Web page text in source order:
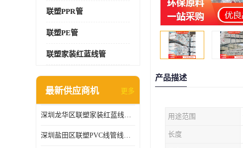
联塑PPR管
联塑PE管
联塑家装红蓝线管
最新供应商机 更多
深圳龙华区联塑家装红蓝线管报价单
深圳盐田区联塑PVC线管线槽厂商 可零售批发
产品描述
用途范围
长度